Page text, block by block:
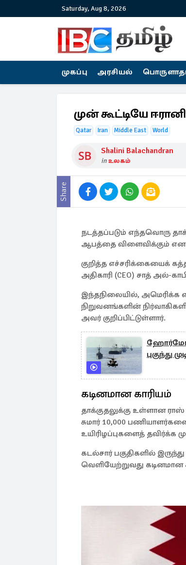
Saturday, Aug 8, 2026
முகப்பு அரசியல்
முன் கூட்டியே
Qatar Iran Middle East World
Shalini Balachandran
inஉலகம்
Share
நடத்தப்படும் எந்தவொரு
ஆபத்தை விளைவிக்கும் என
குறித்த எச்சரிக்கையைக்
அதிகாரி (CEO) சாத் அல்-
இந்தநிலையில், அமெரிக்க
நிறுவனங்களின்
அவர் குறிப்பிட்டுள்ளார்.
ஹோர்மோஸ்
புகுந்து
கடினமான காரியம்
தாக்குதலுக்கு உள்ளான ராஸ்
சுமார் 10,000
உயிரிழப்புகளைத் தவிர்க்க
கடல்சார் பகுதிகளில்
வெளியேற்றுவது கடினமான